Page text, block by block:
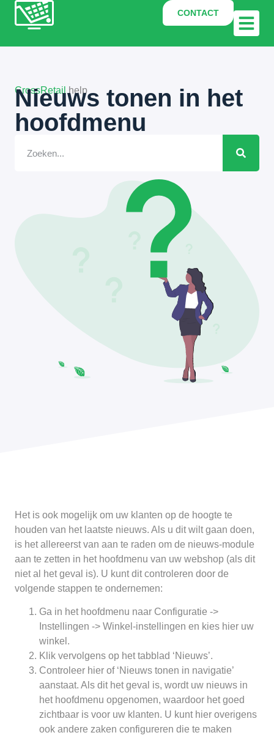
CONTACT
CrossRetail help
Nieuws tonen in het
hoofdmenu
Het is ook mogelijk om uw klanten op de hoogte te
houden van het laatste nieuws. Als u dit wilt gaan doen,
is het allereerst van aan te raden om de nieuws-module
aan te zetten in het hoofdmenu van uw webshop (als dit
niet al het geval is). U kunt dit controleren door de
volgende stappen te ondernemen:
Ga in het hoofdmenu naar Configuratie ->
Instellingen -> Winkel-instellingen en kies hier uw
winkel.
Klik vervolgens op het tabblad ‘Nieuws’.
Controleer hier of ‘Nieuws tonen in navigatie’
aanstaat. Als dit het geval is, wordt uw nieuws in
het hoofdmenu opgenomen, waardoor het goed
zichtbaar is voor uw klanten. U kunt hier overigens
ook andere zaken configureren die te maken